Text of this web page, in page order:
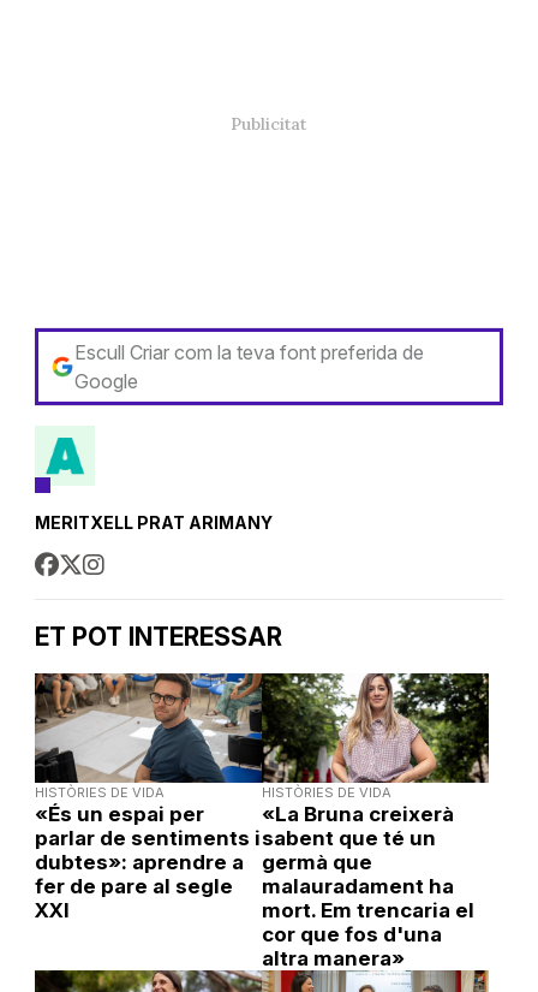
Escull Criar com la teva font preferida de
Google
MERITXELL PRAT ARIMANY
ET POT INTERESSAR
HISTÒRIES DE VIDA
«És un espai per
parlar de sentiments i
dubtes»: aprendre a
fer de pare al segle
XXI
HISTÒRIES DE VIDA
«La Bruna creixerà
sabent que té un
germà que
malauradament ha
mort. Em trencaria el
cor que fos d'una
altra manera»